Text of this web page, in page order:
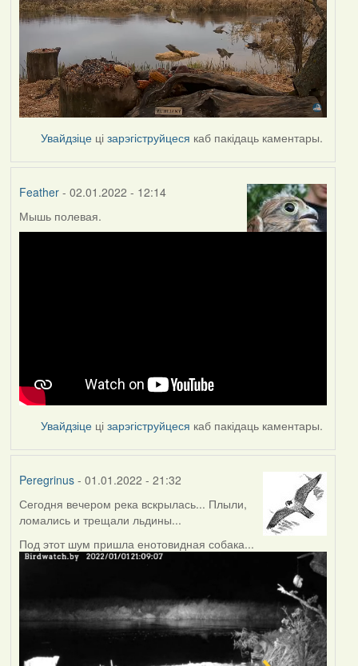
Увайдзіце цізарэгіструйцеся каб пакідаць каментары.
Feather- 02.01.2022 - 12:14
Мышь полевая.
Увайдзіце цізарэгіструйцеся каб пакідаць каментары.
Peregrinus- 01.01.2022 - 21:32
Сегодня вечером река вскрылась... Плыли,
ломались и трещали льдины...
Под этот шум пришла енотовидная собака...